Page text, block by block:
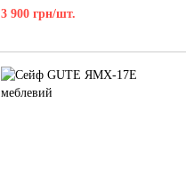
3 900 грн/шт.